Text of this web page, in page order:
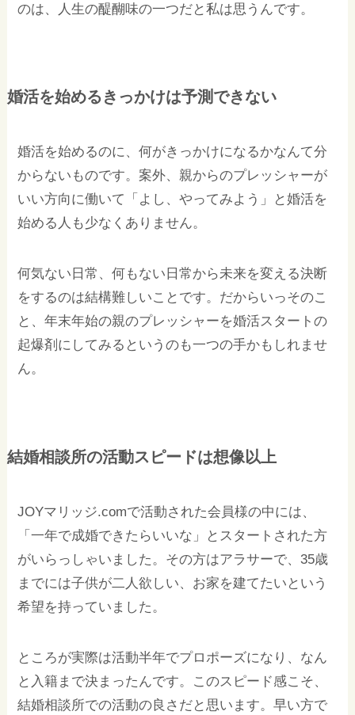
のは、人生の醍醐味の一つだと私は思うんです。
婚活を始めるきっかけは予測できない
婚活を始めるのに、何がきっかけになるかなんて分
からないものです。案外、親からのプレッシャーが
いい方向に働いて「よし、やってみよう」と婚活を
始める人も少なくありません。
何気ない日常、何もない日常から未来を変える決断
をするのは結構難しいことです。だからいっそのこ
と、年末年始の親のプレッシャーを婚活スタートの
起爆剤にしてみるというのも一つの手かもしれませ
ん。
結婚相談所の活動スピードは想像以上
JOYマリッジ.comで活動された会員様の中には、
「一年で成婚できたらいいな」とスタートされた方
がいらっしゃいました。その方はアラサーで、35歳
までには子供が二人欲しい、お家を建てたいという
希望を持っていました。
ところが実際は活動半年でプロポーズになり、なん
と入籍まで決まったんです。このスピード感こそ、
結婚相談所での活動の良さだと思います。早い方で